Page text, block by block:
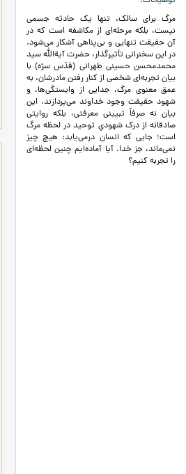
مرگ برای سالک، تنها یک حادثه جسمی
نیست، بلکه مرحله‌ای از مکاشفه است که در
آن حقیقت تنهایی و بی‌پناهی آشکار می‌شود.
در این سخنرانی تأثیرگذار، حضرت آیة‌الله سید
محمدمحسن حسینی طهرانی (قدّس سرّه) با
بیان تجربه‌ای شخصی از کنار رفتن مادرشان، به
عمق معنوی مرگ، جدایی از وابستگی‌ها، و
شهود حقیقت وجود خداوند می‌پردازند. این
بیان نه صرفاً تبیینی معرفتی، بلکه روایتی
صادقانه از درک شهودیِ توحید در لحظه مرگ
است؛ جایی که انسان درمی‌یابد: هیچ چیز
نمی‌ماند، جز خدا. آیا آماده‌ایم چنین لحظه‌ای
را تجربه کنیم؟